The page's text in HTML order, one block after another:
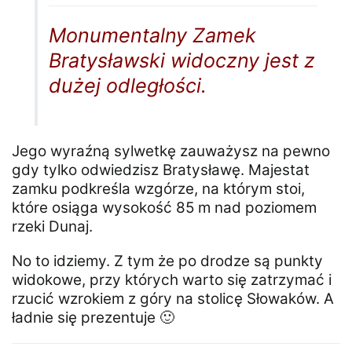
Monumentalny Zamek
Bratysławski widoczny jest z
dużej odległości.
Jego wyraźną sylwetkę zauważysz na pewno
gdy tylko odwiedzisz Bratysławę. Majestat
zamku podkreśla wzgórze, na którym stoi,
które osiąga wysokość 85 m nad poziomem
rzeki Dunaj.
No to idziemy. Z tym że po drodze są punkty
widokowe, przy których warto się zatrzymać i
rzucić wzrokiem z góry na stolicę Słowaków. A
ładnie się prezentuje 🙂